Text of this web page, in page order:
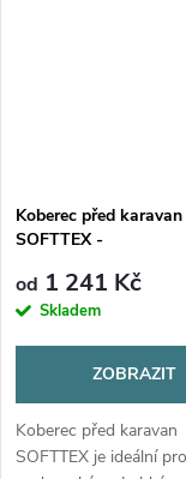
Koberec před karavan
SOFTTEX -
od 1 241 Kč
Skladem
ZOBRAZIT
Koberec před karavan
SOFTTEX je ideální